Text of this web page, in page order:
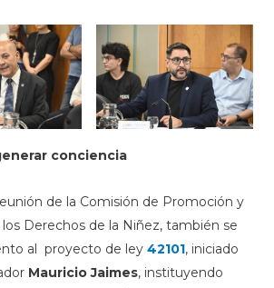
conciencia
de la Comisión de Promoción y
Derechos de la Niñez, también se
al proyecto de ley 42101, iniciado
Mauricio Jaimes, instituyendo